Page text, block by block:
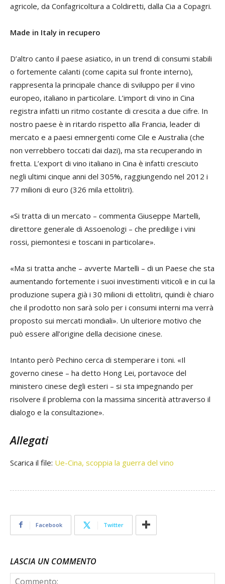
agricole, da Confagricoltura a Coldiretti, dalla Cia a Copagri.
Made in Italy in recupero
D’altro canto il paese asiatico, in un trend di consumi stabili
o fortemente calanti (come capita sul fronte interno),
rappresenta la principale chance di sviluppo per il vino
europeo, italiano in particolare. L’import di vino in Cina
registra infatti un ritmo costante di crescita a due cifre. In
nostro paese è in ritardo rispetto alla Francia, leader di
mercato e a paesi emnergenti come Cile e Australia (che
non verrebbero toccati dai dazi), ma sta recuperando in
fretta. L’export di vino italiano in Cina è infatti cresciuto
negli ultimi cinque anni del 305%, raggiungendo nel 2012 i
77 milioni di euro (326 mila ettolitri).
«Si tratta di un mercato – commenta Giuseppe Martelli,
direttore generale di Assoenologi – che predilige i vini
rossi, piemontesi e toscani in particolare».
«Ma si tratta anche – avverte Martelli – di un Paese che sta
aumentando fortemente i suoi investimenti viticoli e in cui la
produzione supera già i 30 milioni di ettolitri, quindi è chiaro
che il prodotto non sarà solo per i consumi interni ma verrà
proposto sui mercati mondiali». Un ulteriore motivo che
può essere all’origine della decisione cinese.
Intanto però Pechino cerca di stemperare i toni. «Il
governo cinese – ha detto Hong Lei, portavoce del
ministero cinese degli esteri – si sta impegnando per
risolvere il problema con la massima sincerità attraverso il
dialogo e la consultazione».
Allegati
Scarica il file: Ue-Cina, scoppia la guerra del vino
Facebook Twitter
LASCIA UN COMMENTO